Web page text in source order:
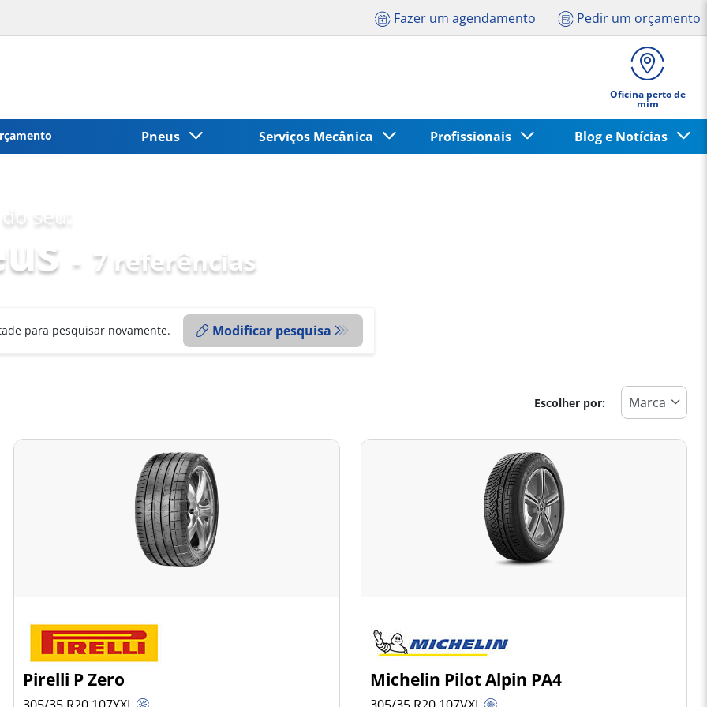
Fazer um agendamento Pedir um orçamento
Oficina perto de
mim
Pneus Serviços Mecânica Profissionais Blog e Notícias
seu:
- 7 referências
para pesquisar novamente. Modificar pesquisa
Escolher por:
Pirelli P Zero Michelin Pilot Alpin PA4